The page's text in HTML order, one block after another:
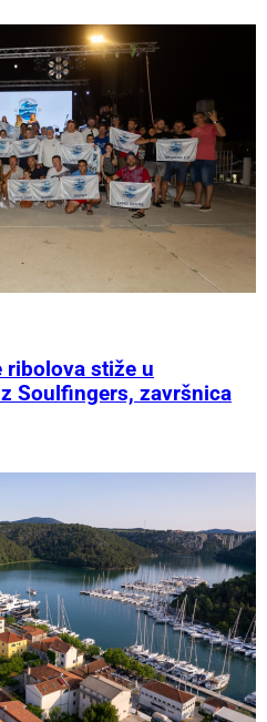
ribolova stiže u
Soulfingers, završnica